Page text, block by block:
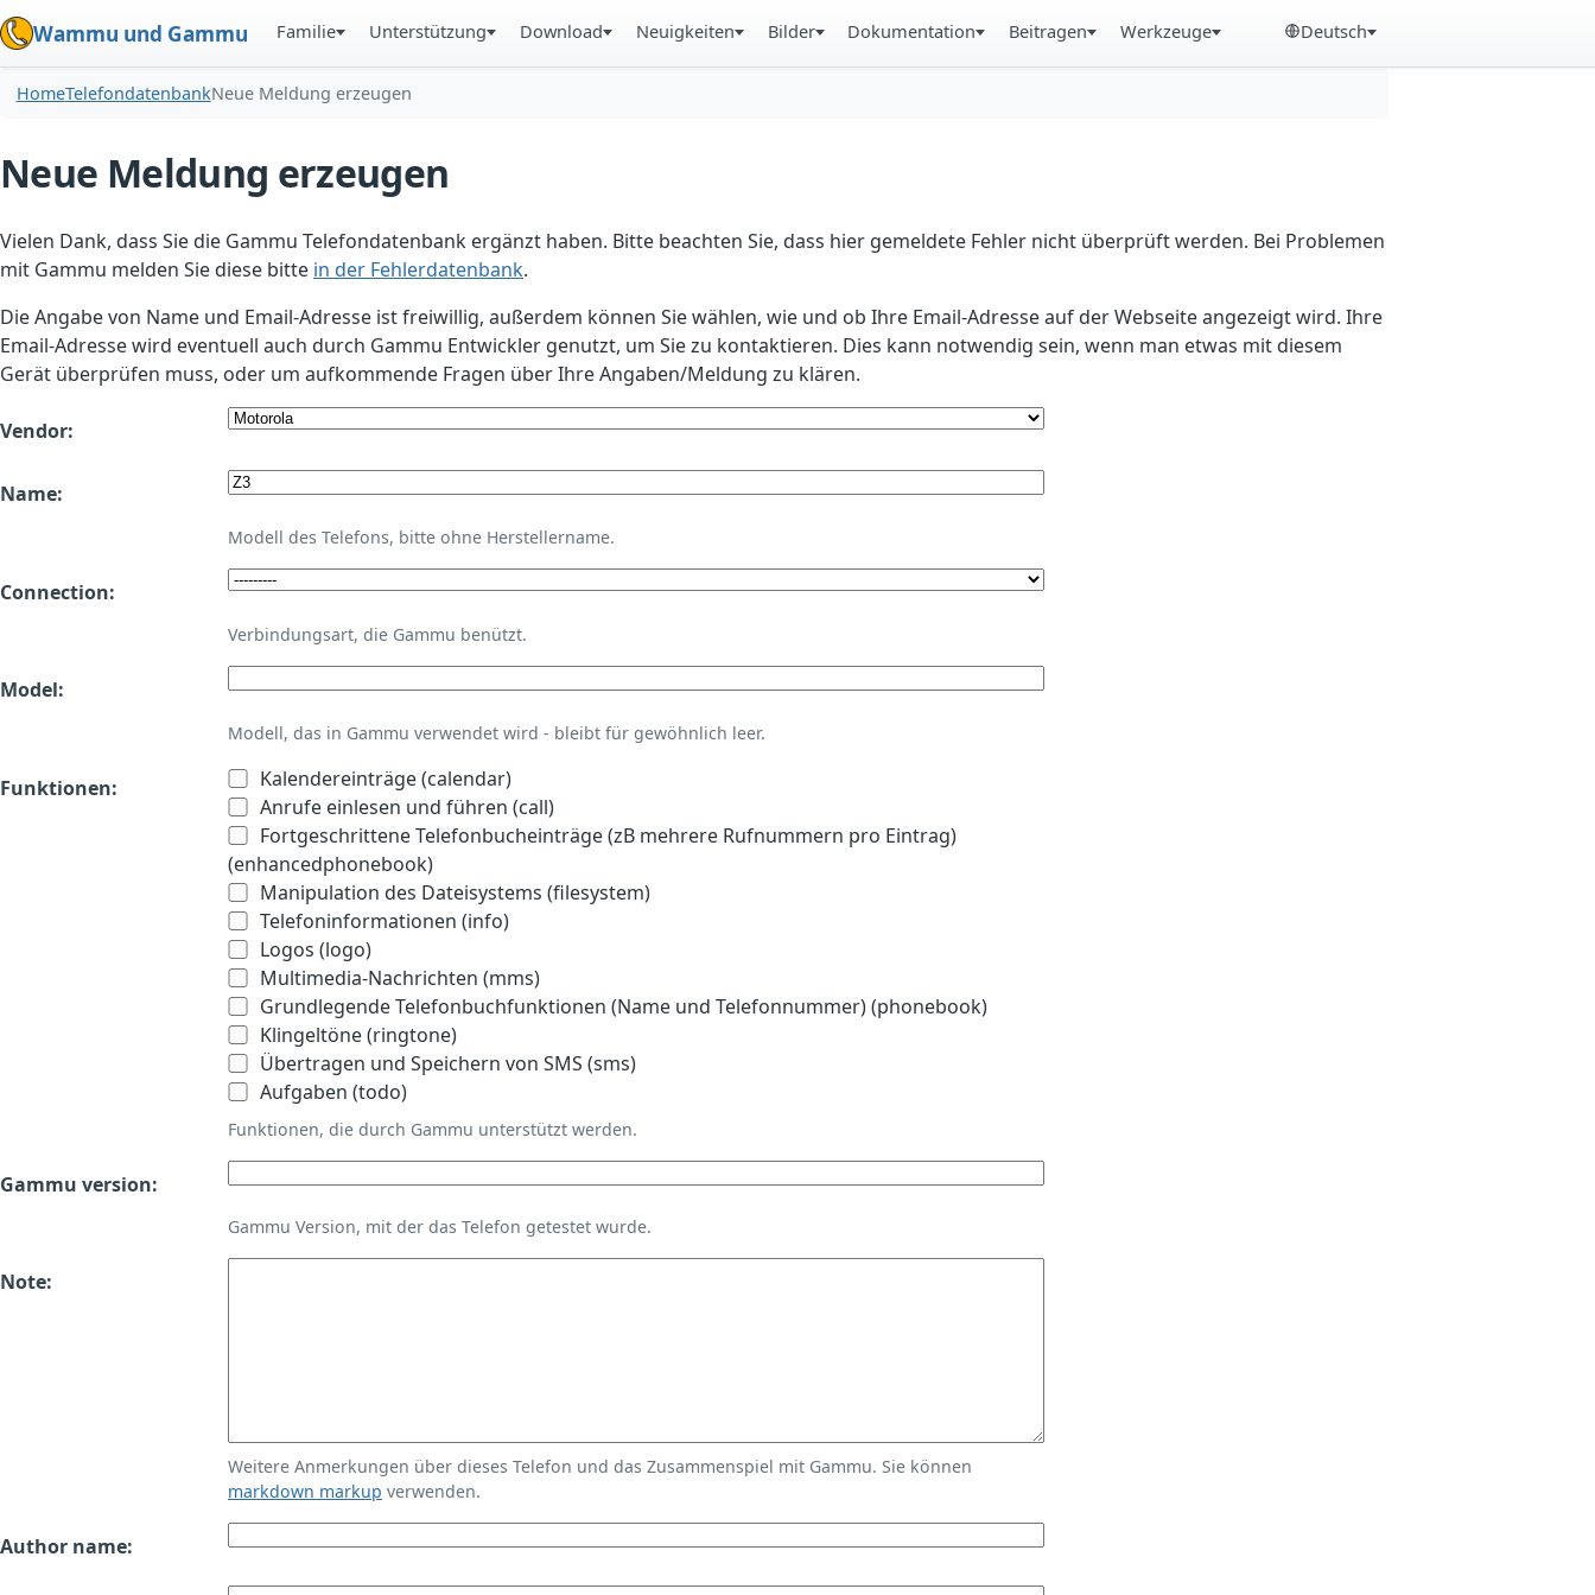
Wammu und Gammu Familie Unterstützung Download Neuigkeiten Bilder Dokumentation Beitragen Werkzeuge Deutsch
HomeTelefondatenbankNeue Meldung erzeugen
Neue Meldung erzeugen
Vielen Dank, dass Sie die Gammu Telefondatenbank ergänzt haben. Bitte beachten Sie, dass hier gemeldete Fehler nicht überprüft werden. Bei Problemen
mit Gammu melden Sie diese bitte in der Fehlerdatenbank.
Die Angabe von Name und Email-Adresse ist freiwillig, außerdem können Sie wählen, wie und ob Ihre Email-Adresse auf der Webseite angezeigt wird. Ihre
Email-Adresse wird eventuell auch durch Gammu Entwickler genutzt, um Sie zu kontaktieren. Dies kann notwendig sein, wenn man etwas mit diesem
Gerät überprüfen muss, oder um aufkommende Fragen über Ihre Angaben/Meldung zu klären.
Vendor:
Name:
Modell des Telefons, bitte ohne Herstellername.
Connection:
Verbindungsart, die Gammu benützt.
Model:
Modell, das in Gammu verwendet wird - bleibt für gewöhnlich leer.
Funktionen:
Kalendereinträge (calendar)
Anrufe einlesen und führen (call)
Fortgeschrittene Telefonbucheinträge (zB mehrere Rufnummern pro Eintrag)
(enhancedphonebook)
Manipulation des Dateisystems (filesystem)
Telefoninformationen (info)
Logos (logo)
Multimedia-Nachrichten (mms)
Grundlegende Telefonbuchfunktionen (Name und Telefonnummer) (phonebook)
Klingeltöne (ringtone)
Übertragen und Speichern von SMS (sms)
Aufgaben (todo)
Funktionen, die durch Gammu unterstützt werden.
Gammu version:
Gammu Version, mit der das Telefon getestet wurde.
Note:
Weitere Anmerkungen über dieses Telefon und das Zusammenspiel mit Gammu. Sie können
markdown markup verwenden.
Author name: